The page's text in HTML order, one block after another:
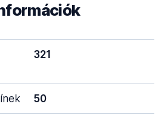
321
50